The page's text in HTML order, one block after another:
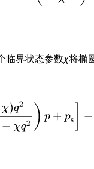
临界状态参数χ将椭
2M2p −χ s]